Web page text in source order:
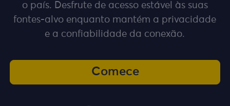
o país. Desfrute de acesso estável às suas
fontes-alvo enquanto mantém a privacidade
e a confiabilidade da conexão.
Comece